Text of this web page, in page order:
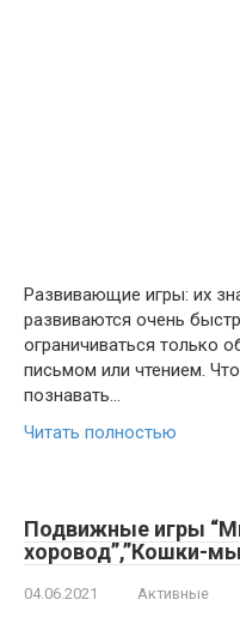
Развивающие игры: их
развиваются очень
ограничиваться только
письмом или чтением.
познавать…
Читать полностью
Подвижные игры
хоровод”,”Кошки-
04.06.2021 Активные